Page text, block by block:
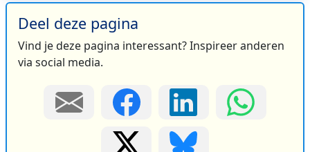
Deel deze pagina
Vind je deze pagina interessant? Inspireer anderen
via social media.